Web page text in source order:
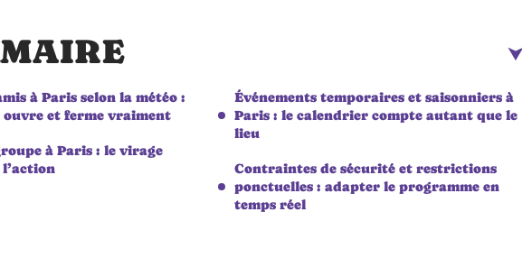
à Paris selon la météo :
ouvre et ferme vraiment
à Paris : le virage
Événements temporaires et saisonniers à
Paris : le calendrier compte autant que le
lieu
Contraintes de sécurité et restrictions
ponctuelles : adapter le programme en
temps réel